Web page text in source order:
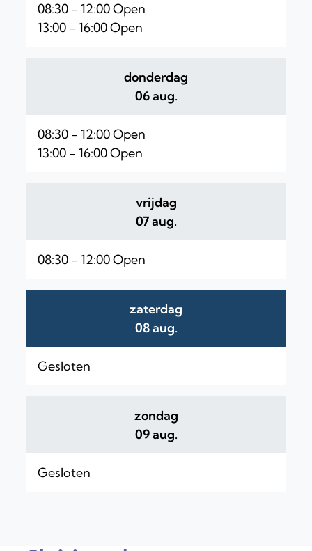
08:30 - 12:00Open
13:00 - 16:00Open
donderdag
06 aug.
08:30 - 12:00Open
13:00 - 16:00Open
vrijdag
07 aug.
08:30 - 12:00Open
zaterdag
08 aug.
Gesloten
zondag
09 aug.
Gesloten